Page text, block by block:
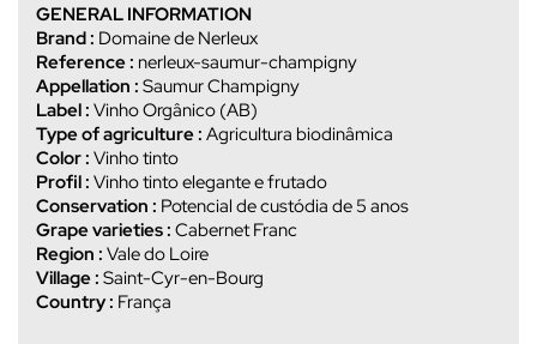
GENERAL INFORMATION
Brand : Domaine de Nerleux
Reference : nerleux-saumur-champigny
Appellation : Saumur Champigny
Label : Vinho Orgânico (AB)
Type of agriculture : Agricultura biodinâmica
Color : Vinho tinto
Profil : Vinho tinto elegante e frutado
Conservation : Potencial de custódia de 5 anos
Grape varieties : Cabernet Franc
Region : Vale do Loire
Village : Saint-Cyr-en-Bourg
Country : França